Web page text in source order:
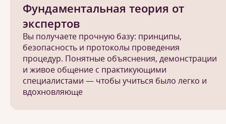
Фундаментальная теория от
экспертов
Вы получаете прочную базу: принципы,
безопасность и протоколы проведения
процедур. Понятные объяснения, демонстрации
и живое общение с практикующими
специалистами — чтобы учиться было легко и
вдохновляюще